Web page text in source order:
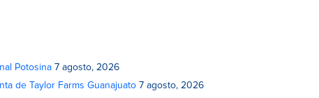
Potosina 7 agosto, 2026
de Taylor Farms Guanajuato 7 agosto, 2026